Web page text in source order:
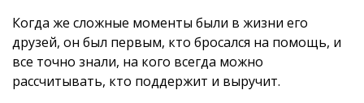
Когда же сложные моменты были в жизни его
друзей, он был первым, кто бросался на помощь, и
все точно знали, на кого всегда можно
рассчитывать, кто поддержит и выручит.